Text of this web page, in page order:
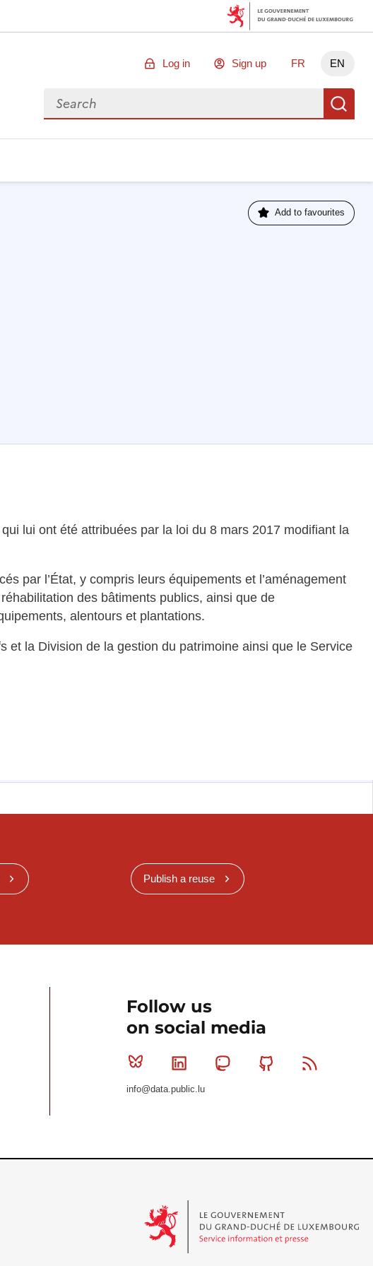
Log in Sign up FR EN
Search for data
Add to favourites
lui ont été attribuées par la loi du 8 mars 2017 modifiant la
par l’État, y compris leurs équipements et l’aménagement
des bâtiments publics, ainsi que de
alentours et plantations.
et la Division de la gestion du patrimoine ainsi que le Service
Publish a reuse
Follow us
on social media
Bluesky Linkedin MastodonGithub
info@data.public.lu